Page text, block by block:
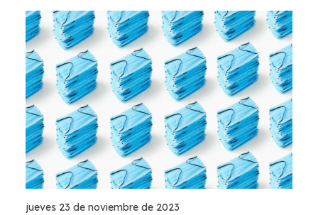
jueves 23 de noviembre de 2023